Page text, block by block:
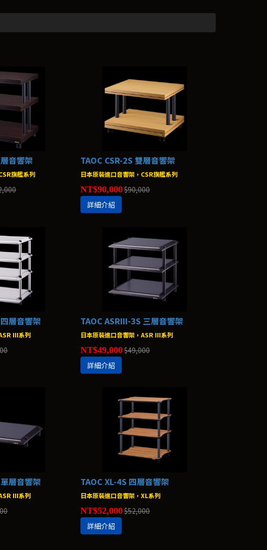
音響架
旗艦系列
TAOC CSR-2S 雙層音響架
日本原裝進口音響架，CSR旗艦系列
NT$90,000$90,000
詳細介紹
層音響架
III系列
TAOC ASRIII-3S 三層音響架
日本原裝進口音響架，ASR III系列
NT$49,000$49,000
詳細介紹
層音響架
III系列
TAOC XL-4S 四層音響架
日本原裝進口音響架，XL系列
NT$52,000$52,000
詳細介紹